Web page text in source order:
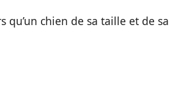
chien de sa taille et de sa